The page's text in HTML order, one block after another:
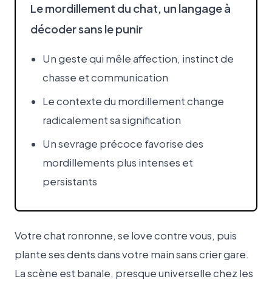
Le mordillement du chat, un langage à
décoder sans le punir
Un geste qui mêle affection, instinct de
chasse et communication
Le contexte du mordillement change
radicalement sa signification
Un sevrage précoce favorise des
mordillements plus intenses et
persistants
Votre chat ronronne, se love contre vous, puis
plante ses dents dans votre main sans crier gare.
La scène est banale, presque universelle chez les